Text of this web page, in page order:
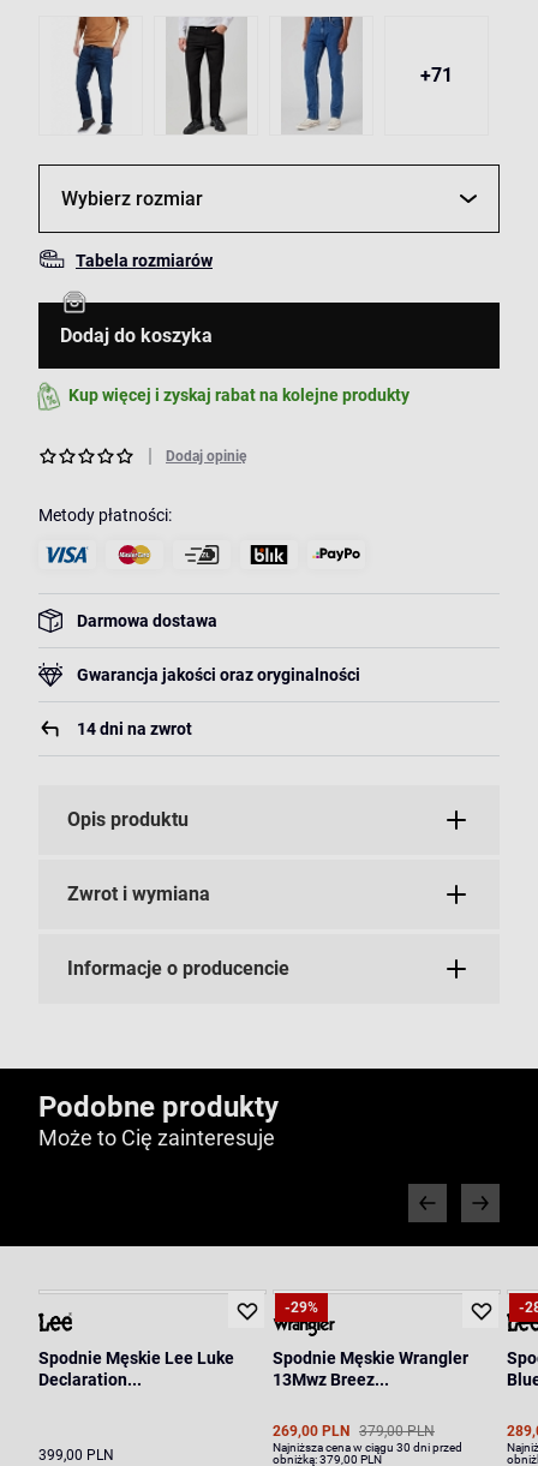
+71
Wybierz rozmiar
Tabela rozmiarów
Dodaj do koszyka
Kup więcej i zyskaj rabat na kolejne produkty
Dodaj opinię
Metody płatności:
Darmowa dostawa
Gwarancja jakości oraz oryginalności
14 dni na zwrot
Opis produktu
Zwrot i wymiana
Informacje o producencie
Podobne produkty
Może to Cię zainteresuje
Spodnie Męskie Lee Luke
Declaration...
399,00 PLN
-29%
Spodnie Męskie Wrangler
13Mwz Breez...
269,00 PLN 379,00 PLN
Najniższa cena w ciągu 30 dni przed
obniżką:379,00 PLN
-